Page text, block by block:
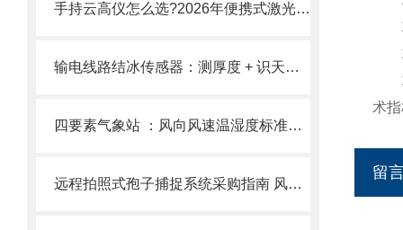
手持云高仪怎么选?2026年便携式激光云高仪推荐
输电线路结冰传感器：测厚度 + 识天气 + 感温度 融冰指令联动 筑牢电网防线
四要素气象站​ ：风向风速温湿度标准版气象站，满足环境监测核心需求。
远程拍照式孢子捕捉系统采购指南 风途科技 高标准农田病害早期预警。
术
留